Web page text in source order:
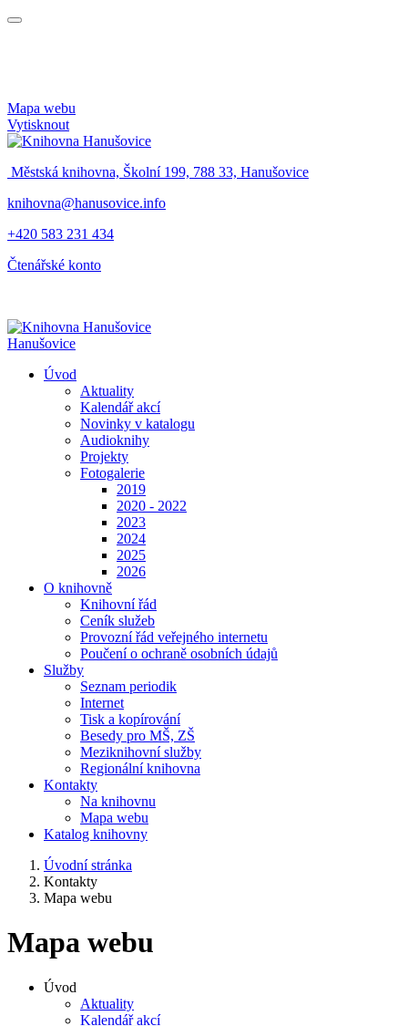
Mapa webu
Vytisknout
Městská knihovna, Školní 199, 788 33, Hanušovice
knihovna@hanusovice.info
+420 583 231 434
Čtenářské konto
Hanušovice
Úvod
Aktuality
Kalendář akcí
Novinky v katalogu
Audioknihy
Projekty
Fotogalerie
2019
2020 - 2022
2023
2024
2025
2026
O knihovně
Knihovní řád
Ceník služeb
Provozní řád veřejného internetu
Poučení o ochraně osobních údajů
Služby
Seznam periodik
Internet
Tisk a kopírování
Besedy pro MŠ, ZŠ
Meziknihovní služby
Regionální knihovna
Kontakty
Na knihovnu
Mapa webu
Katalog knihovny
Úvodní stránka
Kontakty
Mapa webu
Mapa webu
Úvod
Aktuality
Kalendář akcí